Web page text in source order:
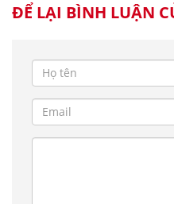
ĐỂ LẠI BÌNH LUẬN